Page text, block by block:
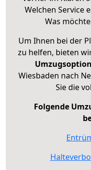
Welchen Service
Was
Um Ihnen bei der
zu helfen, bieten
Wiesbaden nach
Sie die
Folgende